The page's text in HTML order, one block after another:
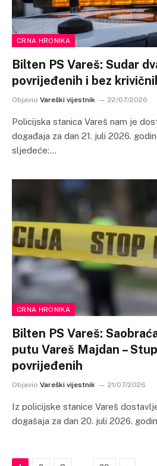
CRNA HRONIKA
Bilten PS Vareš: Sudar
povrijeđenih i bez
Objavio Vareški vijestnik 22/07/2026
Policijska stanica Vareš nam je
događaja za dan 21. juli 2026.
sljedeće:…
CRNA HRONIKA
Bilten PS Vareš:
putu Vareš Majdan –
povrijeđenih
Objavio Vareški vijestnik 21/07/2026
Iz policijske stanice Vareš
dogašaja za dan 20. juli 2026.